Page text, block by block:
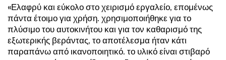
«Ελαφρύ και εύκολο στο χειρισμό εργαλείο, επομένως
πάντα έτοιμο για χρήση. χρησιμοποιήθηκε για το
πλύσιμο του αυτοκινήτου και για τον καθαρισμό της
εξωτερικής βεράντας, το αποτέλεσμα ήταν κάτι
παραπάνω από ικανοποιητικό. το υλικό είναι στιβαρό